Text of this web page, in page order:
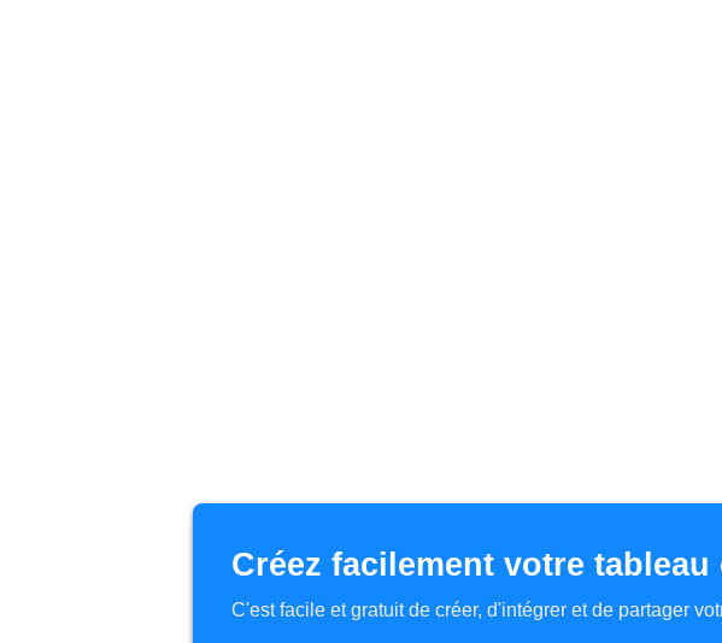
Créez facilement votre
C'est facile et gratuit de créer, d'intégrer et de partager